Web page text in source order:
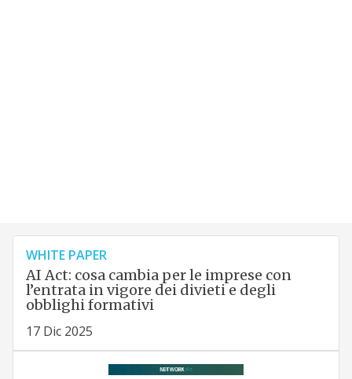
WHITE PAPER
AI Act: cosa cambia per le imprese con
l’entrata in vigore dei divieti e degli
obblighi formativi
17 Dic 2025